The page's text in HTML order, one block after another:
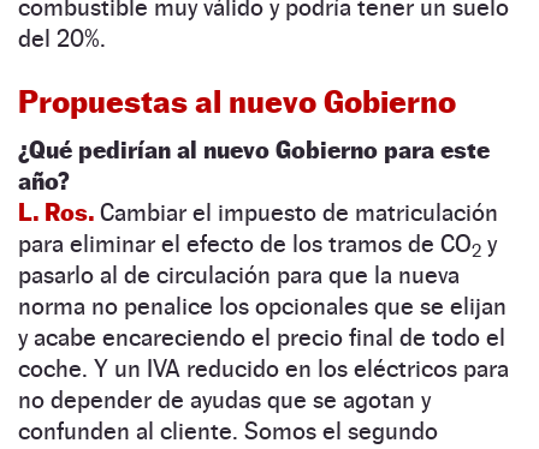
combustible muy válido y podría tener un suelo
del 20%.
Propuestas al nuevo Gobierno
¿Qué pedirían al nuevo Gobierno para este
año?
L. Ros. Cambiar el impuesto de matriculación
para eliminar el efecto de los tramos de CO2 y
pasarlo al de circulación para que la nueva
norma no penalice los opcionales que se elijan
y acabe encareciendo el precio final de todo el
coche. Y un IVA reducido en los eléctricos para
no depender de ayudas que se agotan y
confunden al cliente. Somos el segundo